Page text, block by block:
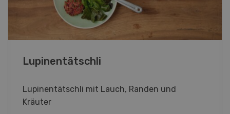
Frühlingsrollen
Frühlingsrollen mit Poulet